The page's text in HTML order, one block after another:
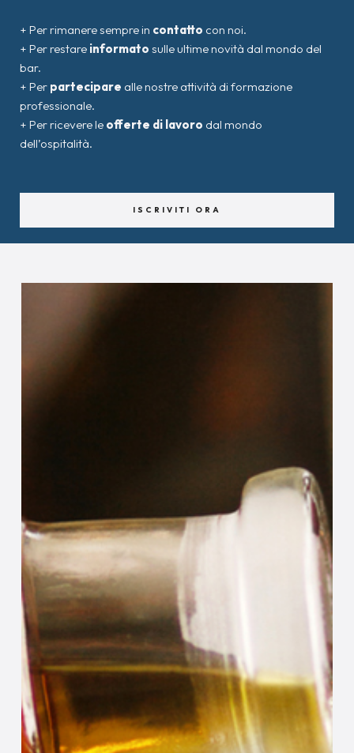
+ Per rimanere sempre in contatto con noi.
+ Per restare informato sulle ultime novità dal mondo del
bar.
+ Per partecipare alle nostre attività di formazione
professionale.
+ Per ricevere le offerte di lavoro dal mondo
dell’ospitalità.
ISCRIVITI ORA